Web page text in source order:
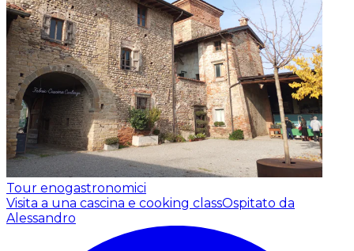
Tour enogastronomici
Visita a una cascina e cooking classOspitato da
Alessandro